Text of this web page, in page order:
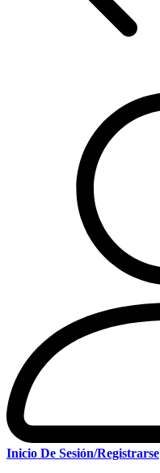
Inicio De Sesión/Registrarse